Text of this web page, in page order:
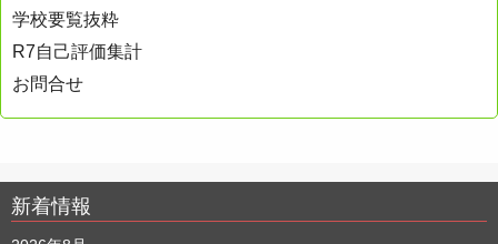
学校要覧抜粋
R7自己評価集計
お問合せ
新着情報